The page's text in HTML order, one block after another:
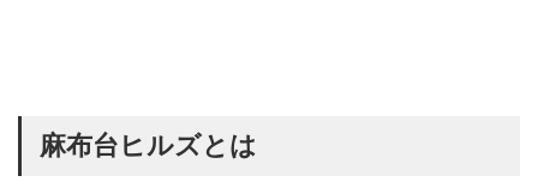
麻布台ヒルズとは